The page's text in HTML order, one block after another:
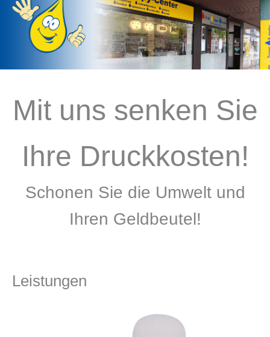
Mit uns senken Sie
Ihre Druckkosten!
Schonen Sie die Umwelt und
Ihren Geldbeutel!
Leistungen